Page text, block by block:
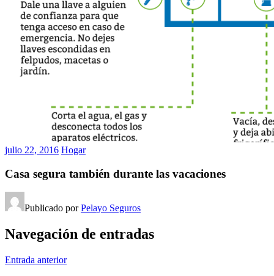
julio 22, 2016 Hogar
Casa segura también durante las vacaciones
Publicado porPelayo Seguros
Navegación de entradas
Entrada anterior